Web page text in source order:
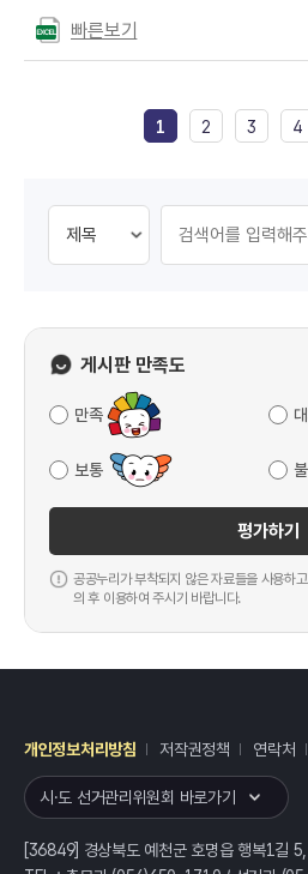
빠른보기
1 2 3 4
게시판 만족도
만족
보통
평가하기
공공누리가 부착되지 않은 자료들을 사용하
의 후 이용하여 주시기 바랍니다.
개인정보처리방침 저작권정책 연락처
시·도 선거관리위원회 바로가기
[36849] 경상북도 예천군 호명읍 행복1길